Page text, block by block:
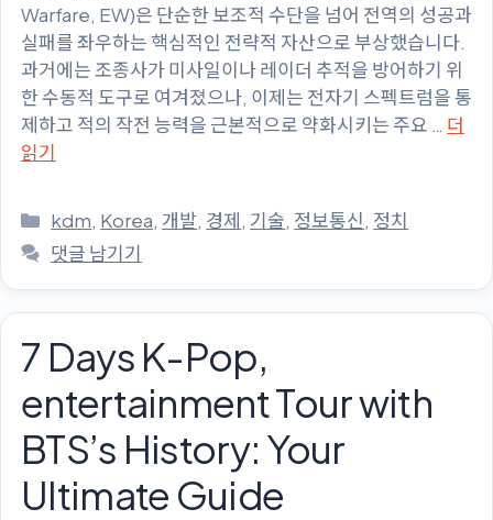
Warfare, EW)은 단순한 보조적 수단을 넘어 전역의 성공과
실패를 좌우하는 핵심적인 전략적 자산으로 부상했습니다.
과거에는 조종사가 미사일이나 레이더 추적을 방어하기 위
한 수동적 도구로 여겨졌으나, 이제는 전자기 스펙트럼을 통
제하고 적의 작전 능력을 근본적으로 약화시키는 주요 … 더
읽기
카
테
고
리
kdm, Korea, 개발, 경제, 기술, 정보통신, 정치
댓글 남기기
7 Days K-Pop,
entertainment Tour with
BTS’s History: Your
Ultimate Guide